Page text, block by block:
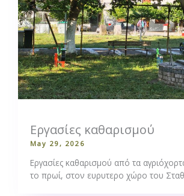
Εργασίες καθαρισμού
May 29, 2026
Εργασίες καθαρισμού από τα
το πρωί, στον ευρυτερο χώρο του